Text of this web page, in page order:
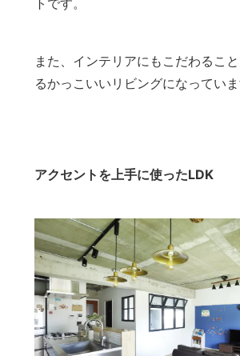
トです。
また、インテリアにもこだわるこ
るかっこいいリビングになってい
アクセントを上手に使ったLDK